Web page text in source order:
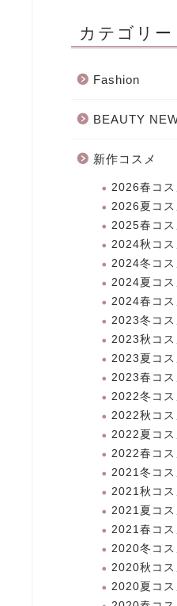
カテゴリー
Fashion
BEAUTY
新作コスメ
2026春コス
2026夏コス
2025春コス
2024秋コス
2024冬コス
2024夏コス
2024春コス
2023冬コス
2023秋コス
2023夏コス
2023春コス
2022冬コス
2022秋コス
2022夏コス
2022春コス
2021冬コス
2021秋コス
2021夏コス
2021春コス
2020冬コス
2020秋コス
2020夏コス